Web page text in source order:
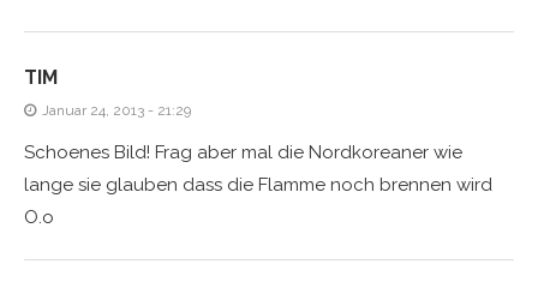
TIM
Januar 24, 2013 - 21:29
Schoenes Bild! Frag aber mal die Nordkoreaner wie
lange sie glauben dass die Flamme noch brennen wird
O.o